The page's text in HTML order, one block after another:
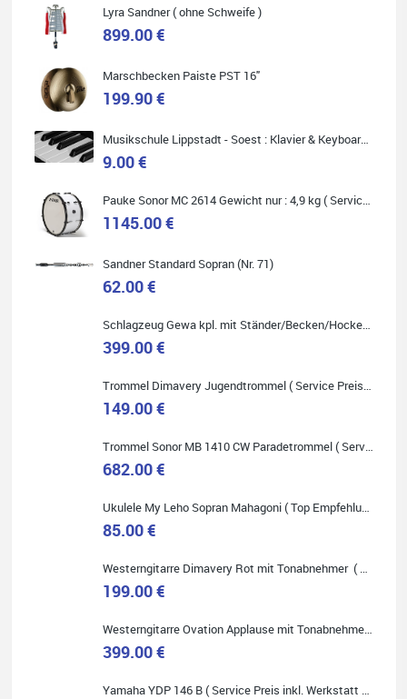
Carsten Spiegel
Ich war auf der Suche nach einem neuen Keyboard und bin
telefonisch. Nachdem die Entscheidung zum Kauf gefallen war,
wurde alles zusammengestellt, so dass ich alles nur noch
abholen musste. Top!
Quelle: Google-Rezension
Ich bin super zufrieden mit meiner neuen Ukulele! Einfach am
Freitag vorbeigekommen, eben geklingelt und top beraten
worden. Ich würde den Besuch im Musikgeschäft Stöppel jedem
Onlineshopping vorziehen.
Quelle: Google-Rezension
Klein...aber fein!
Lyra Sandner ( ohne Schweife )
899.00 €
Marschbecken Paiste PST 16"
199.90 €
Musikschule Lippstadt - Soest : Klavier & Keyboardunterricht
9.00 €
Pauke Sonor MC 2614 Gewicht nur : 4,9 kg ( Service Preis inkl. Werkstatt Service )
1145.00 €
Sandner Standard Sopran (Nr. 71)
62.00 €
Schlagzeug Gewa kpl. mit Ständer/Becken/Hocker DER RENNER ! (Service Preis inkl. Werkstatt Service)
399.00 €
Trommel Dimavery Jugendtrommel ( Service Preis inkl. Werkstatt Service )
149.00 €
Trommel Sonor MB 1410 CW Paradetrommel ( Service Preis inkl. Werkstatt Service )
682.00 €
Ukulele My Leho Sopran Mahagoni ( Top Empfehlung ! )
85.00 €
Westerngitarre Dimavery Rot mit Tonabnehmer ( Service Preis inkl. Werkstatt Service )
199.00 €
Westerngitarre Ovation Applause mit Tonabnehmer ( Service Preis inkl. Werkstatt Service )
399.00 €
Yamaha YDP 146 B ( Service Preis inkl. Werkstatt Service )